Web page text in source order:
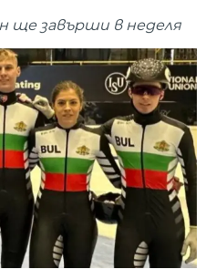
ще завърши в неделя